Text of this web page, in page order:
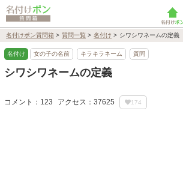
名付けポン質問箱 > 質問一覧 > 名付け > シワシワネームの定義
名付け 女の子の名前 キラキラネーム 質問
シワシワネームの定義
コメント：123 アクセス：37625 174